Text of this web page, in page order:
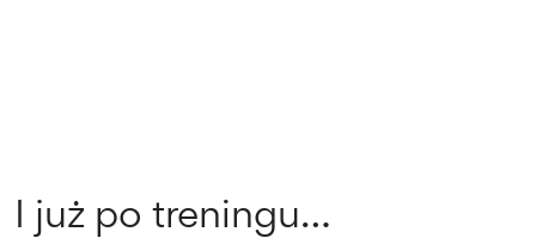
I już po treningu…